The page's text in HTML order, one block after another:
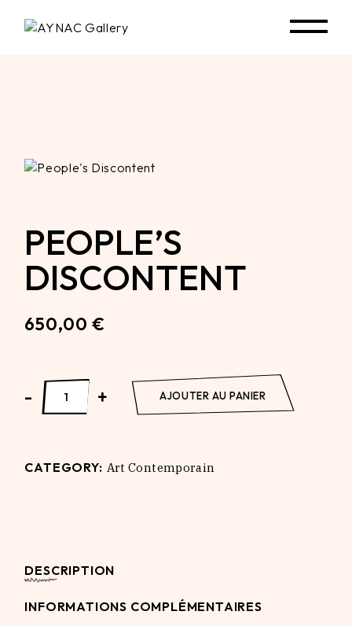
PEOPLE’S
DISCONTENT
650,00 €
People's Discontent quantity
- + AJOUTER AU PANIER
CATEGORY: Art Contemporain
DESCRIPTION
INFORMATIONS COMPLÉMENTAIRES